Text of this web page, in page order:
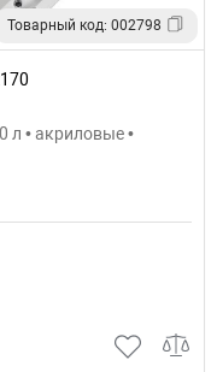
Товарный код: 002798
л • акриловые •